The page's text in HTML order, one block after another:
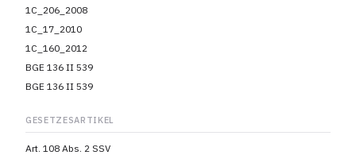
1C_206_2008
1C_17_2010
1C_160_2012
BGE 136 II 539
BGE 136 II 539
GESETZESARTIKEL
Art. 108 Abs. 2 SSV